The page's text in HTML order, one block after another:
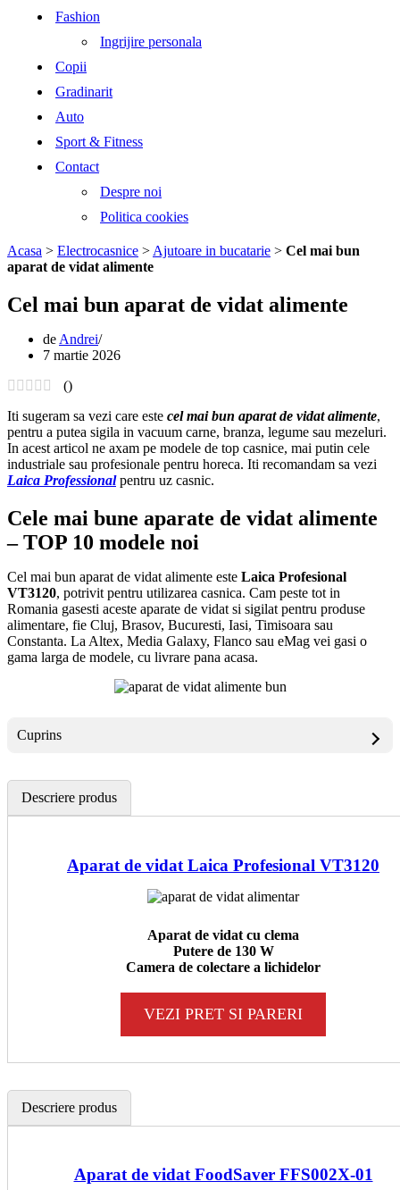
Fashion
Ingrijire personala
Copii
Gradinarit
Auto
Sport & Fitness
Contact
Despre noi
Politica cookies
Acasa > Electrocasnice > Ajutoare in bucatarie > Cel mai bun
aparat de vidat alimente
Cel mai bun aparat de vidat alimente
de Andrei
7 martie 2026
()
Iti sugeram sa vezi care este cel mai bun aparat de vidat alimente,
pentru a putea sigila in vacuum carne, branza, legume sau mezeluri.
In acest articol ne axam pe modele de top casnice, mai putin cele
industriale sau profesionale pentru horeca. Iti recomandam sa vezi
Laica Professionalpentru uz casnic.
Cele mai bune aparate de vidat alimente
– TOP 10 modele noi
Cel mai bun aparat de vidat alimente este Laica Profesional
VT3120, potrivit pentru utilizarea casnica. Cam peste tot in
Romania gasesti aceste aparate de vidat si sigilat pentru produse
alimentare, fie Cluj, Brasov, Bucuresti, Iasi, Timisoara sau
Constanta. La Altex, Media Galaxy, Flanco sau eMag vei gasi o
gama larga de modele, cu livrare pana acasa.
Cuprins
Descriere produs
Aparat de vidat Laica Profesional VT3120
Aparat de vidat cu clema
Putere de 130 W
Camera de colectare a lichidelor
VEZI PRET SI PARERI
Descriere produs
Aparat de vidat FoodSaver FFS002X-01